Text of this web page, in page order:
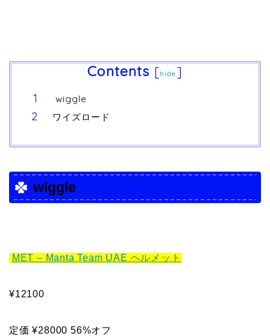
Contents [hide ]
wiggle
ワイズロード
wiggle
MET – Manta Team UAE ヘルメット
¥12100
定価 ¥28000 56%オフ